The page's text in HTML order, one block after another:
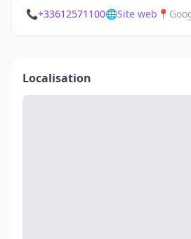
📞+33612571100🌐Site web 📍
Localisation